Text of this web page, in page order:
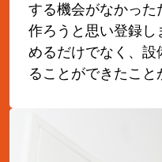
する機会がなかった
作ろうと思い登録
めるだけでなく、設
ることができたこと